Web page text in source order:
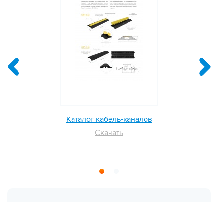
Каталог кабель-каналов
Скачать